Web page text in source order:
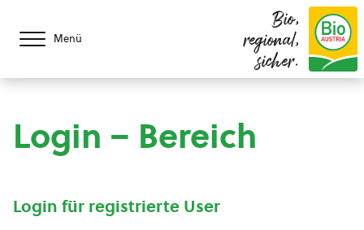
Menü
Bio,
regional,
sicher.
Login – Bereich
Login für registrierte User